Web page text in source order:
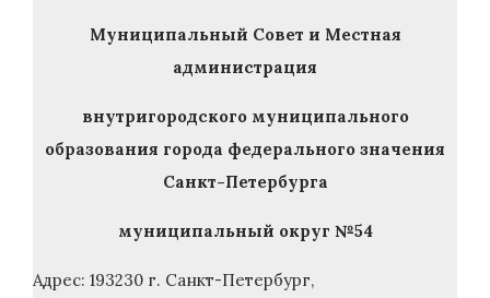
Муниципальный Совет и Местная
администрация
внутригородского муниципального
образования города федерального значения
Санкт-Петербурга
муниципальный округ №54
Адрес: 193230 г. Санкт-Петербург,